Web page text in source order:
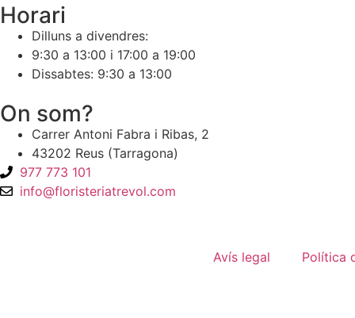
Horari
Dilluns a divendres:
9:30 a 13:00 i 17:00 a 19:00
Dissabtes: 9:30 a 13:00
On som?
Carrer Antoni Fabra i Ribas, 2
43202 Reus (Tarragona)
977 773 101
info@floristeriatrevol.com
Avís legal Política